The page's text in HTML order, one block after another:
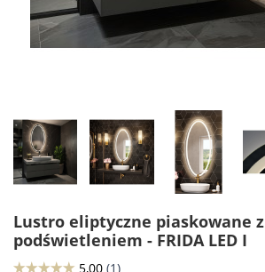
Lustro eliptyczne piaskowane z
podświetleniem - FRIDA LED I